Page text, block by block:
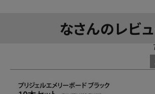
なさんのレビ